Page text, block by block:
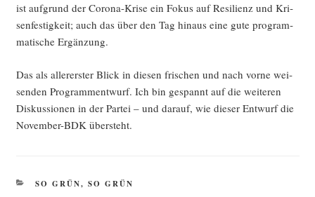
ist auf­grund der Coro­na-Kri­se ein Fokus auf Resi­li­enz und Kri­
sen­fes­tig­keit; auch das über den Tag hin­aus eine gute pro­gram­
ma­ti­sche Ergänzung.
Das als aller­ers­ter Blick in die­sen fri­schen und nach vor­ne wei­
sen­den Pro­gramm­ent­wurf. Ich bin gespannt auf die wei­te­ren
Dis­kus­sio­nen in der Par­tei – und dar­auf, wie die­ser Ent­wurf die
Novem­ber-BDK übersteht.
KATEGORIEN
SO GRÜN, SO GRÜN